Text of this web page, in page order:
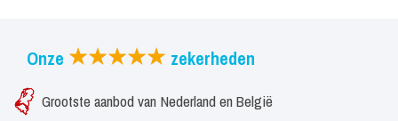
Onze zekerheden
Grootste aanbod van Nederland en België